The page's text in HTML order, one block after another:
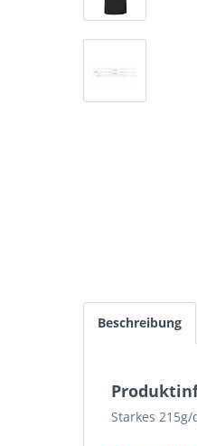
Beschreibung
Starkes